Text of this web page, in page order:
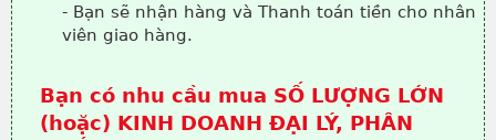
- Bạn sẽ nhận hàng và Thanh toán tiền cho nhân
viên giao hàng.
Bạn có nhu cầu mua SỐ LƯỢNG LỚN
(hoặc) KINH DOANH ĐẠI LÝ, PHÂN